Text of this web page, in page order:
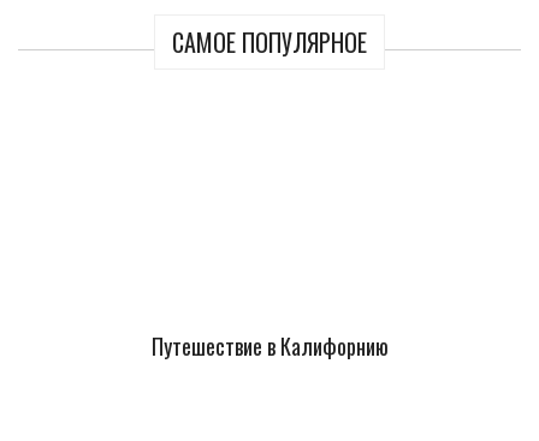
САМОЕ ПОПУЛЯРНОЕ
Путешествие в Калифорнию